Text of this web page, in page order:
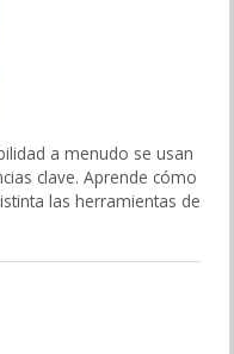
a menudo se usan
clave. Aprende cómo
las herramientas de